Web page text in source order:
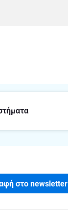
στο newsletter